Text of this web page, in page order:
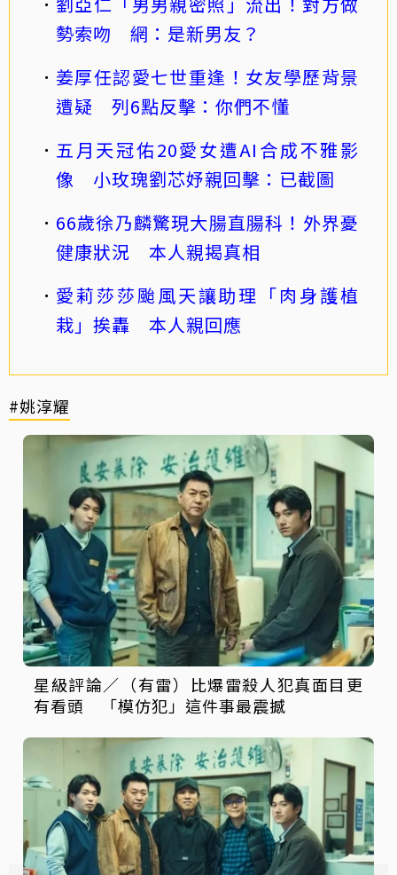
勢索吻 網：是新男友？
姜厚任認愛七世重逢！女友學歷背景
遭疑 列6點反擊：你們不懂
五月天冠佑20愛女遭AI合成不雅影
像 小玫瑰劉芯妤親回擊：已截圖
66歲徐乃麟驚現大腸直腸科！外界憂
健康狀況 本人親揭真相
愛莉莎莎颱風天讓助理「肉身護植
栽」挨轟 本人親回應
#姚淳耀
星級評論／（有雷）比爆雷殺人犯真面目更
有看頭 「模仿犯」這件事最震撼